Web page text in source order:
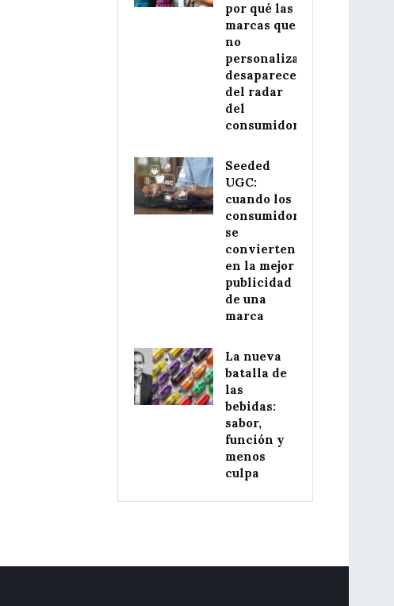
por qué las
marcas que
no
personalizan
desaparecerán
del radar
del
consumidor
Seeded
UGC:
cuando los
consumidores
se
convierten
en la mejor
publicidad
de una
marca
La nueva
batalla de
las
bebidas:
sabor,
función y
menos
culpa